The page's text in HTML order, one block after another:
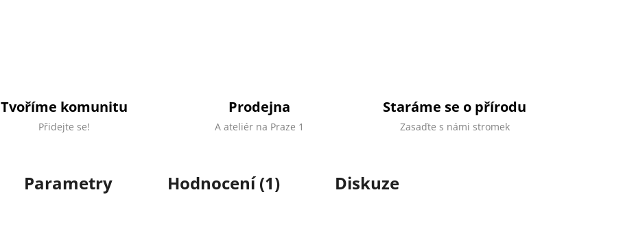
Tvoříme komunitu
Přidejte se!
Prodejna
A ateliér na Praze 1
Staráme se o přírodu
Zasaďte s námi stromek
Parametry Hodnocení (1) Diskuze